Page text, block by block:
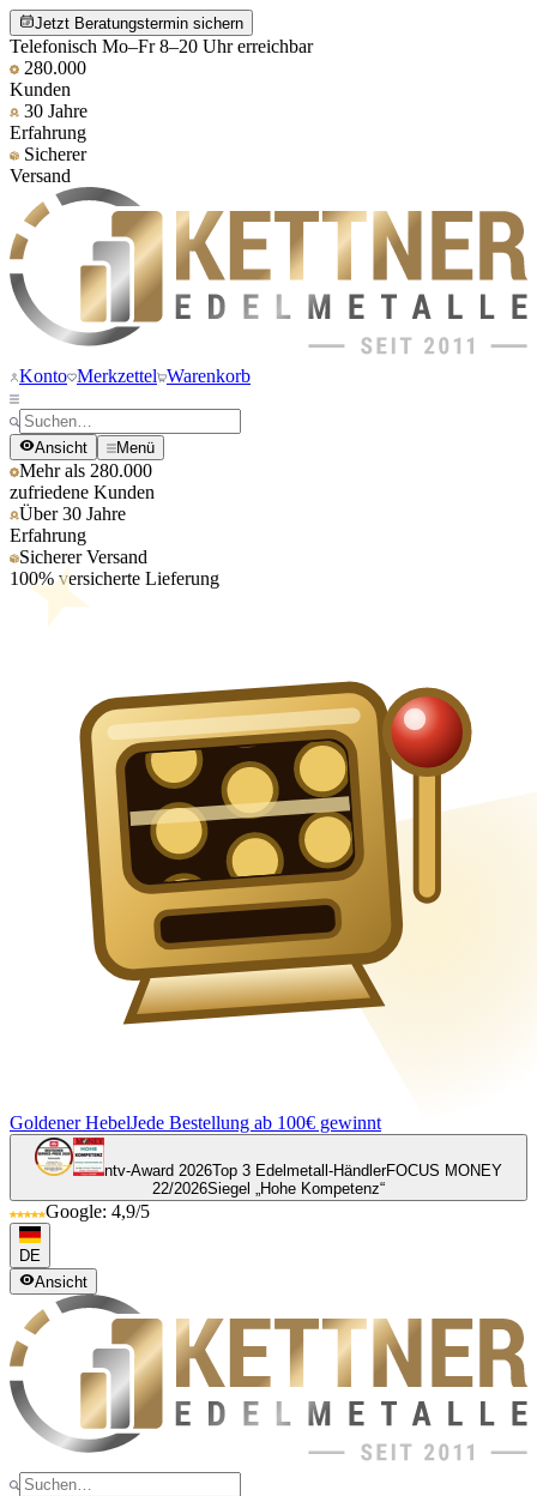
Jetzt Beratungstermin sichern
Telefonisch Mo–Fr 8–20 Uhr erreichbar
280.000
Kunden
30 Jahre
Erfahrung
Sicherer
Versand
Konto Merkzettel Warenkorb
Ansicht Menü
Mehr als 280.000
zufriedene Kunden
Über 30 Jahre
Erfahrung
Sicherer Versand
100% versicherte Lieferung
Goldener HebelJede Bestellung ab 100€ gewinnt
ntv-Award 2026Top 3 Edelmetall-HändlerFOCUS MONEY
22/2026Siegel „Hohe Kompetenz“
Google: 4,9/5
DE
Ansicht